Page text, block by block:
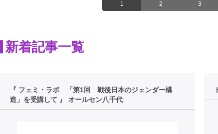
1 2 3
新着記事一覧
『 フェミ・ラボ 「第1回 戦後日本のジェンダー構
造」を受講して 』 オールセン八千代